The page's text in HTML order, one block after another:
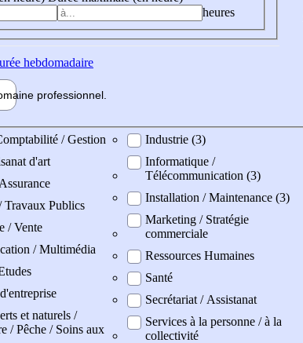
heures
hebdomadaire
professionnel
/ Gestion
d'art
Travaux Publics
/ Vente
/ Multimédia
et naturels /
/ Pêche / Soins aux
Industrie (3)
Informatique /
Télécommunication (3)
Installation / Maintenance (3)
Marketing / Stratégie
commerciale
Ressources Humaines
Santé
Secrétariat / Assistanat
Services à la personne / à la
collectivité